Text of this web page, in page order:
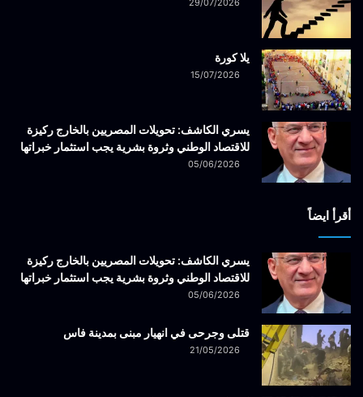
29/07/2026
يلا كورة
15/07/2026
يسري الكاشف: تحويلات المصريين بالخارج ركيزة
للاقتصاد الوطني وثروة بشرية يجب استثمار خبراتها
05/06/2026
أقرأ ايضاً
يسري الكاشف: تحويلات المصريين بالخارج ركيزة
للاقتصاد الوطني وثروة بشرية يجب استثمار خبراتها
05/06/2026
قتلى وجرحى في انهيار مبنى بمدينة فاس
21/05/2026